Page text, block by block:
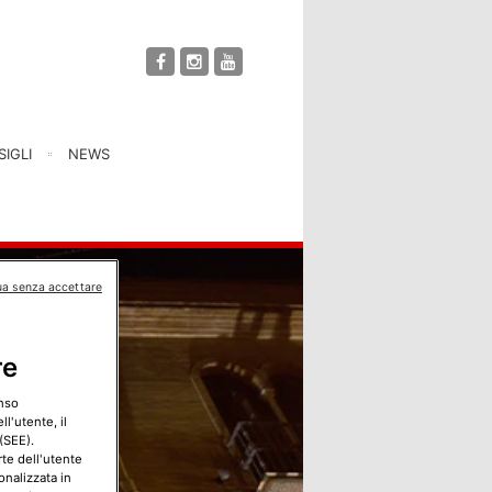
NEWS
il
dell'utente
in
senza accettare